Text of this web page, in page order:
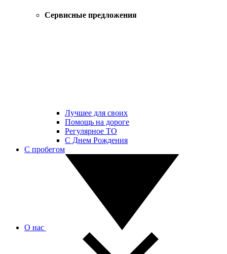
Сервисные предложения
Лучшее для своих
Помощь на дороге
Регулярное ТО
С Днем Рождения
С пробегом
О нас